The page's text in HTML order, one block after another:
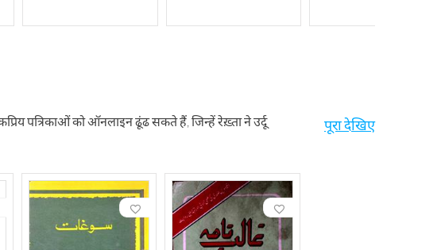
पत्रिकाओं को ऑनलाइन ढूंढ सकते हैं, जिन्हें रेख़्ता ने उर्दू
पूरा देखिए